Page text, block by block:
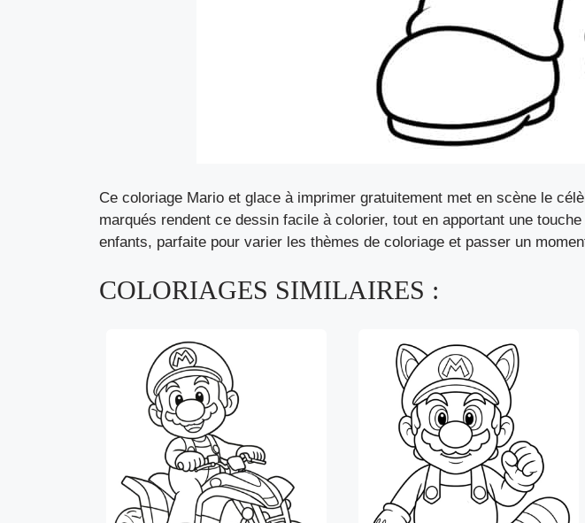
Ce coloriage Mario et glace à imprimer gratuitement met en scène le
marqués rendent ce dessin facile à colorier, tout en apportant une
enfants, parfaite pour varier les thèmes de coloriage et passer un
COLORIAGES SIMILAIRES :